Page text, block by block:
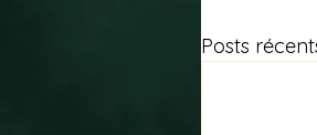
Posts